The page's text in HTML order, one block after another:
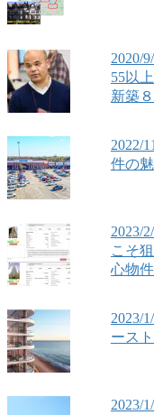
2020/
55以
新築
2022/
件の
2023/
こそ
心物件
2023/
ース
2023/